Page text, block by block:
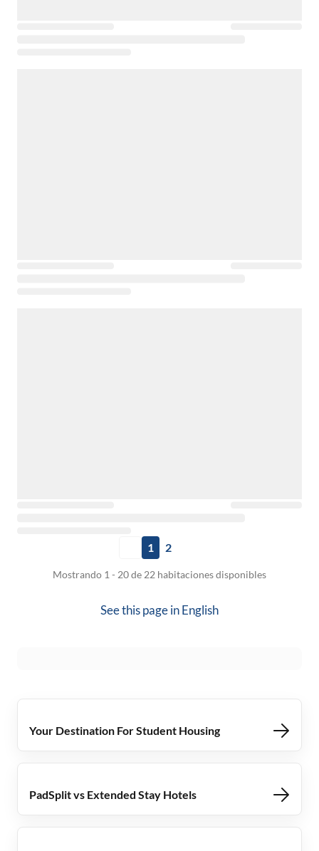
1 2
Mostrando 1 - 20 de 22 habitaciones disponibles
See this page inEnglish
Your Destination For Student Housing
PadSplit vs Extended Stay Hotels